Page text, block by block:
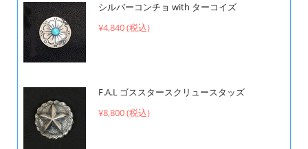
シルバーコンチョ with ターコイズ
¥4,840 (税込)
F.A.L ゴススタースクリュースタッズ
¥8,800 (税込)